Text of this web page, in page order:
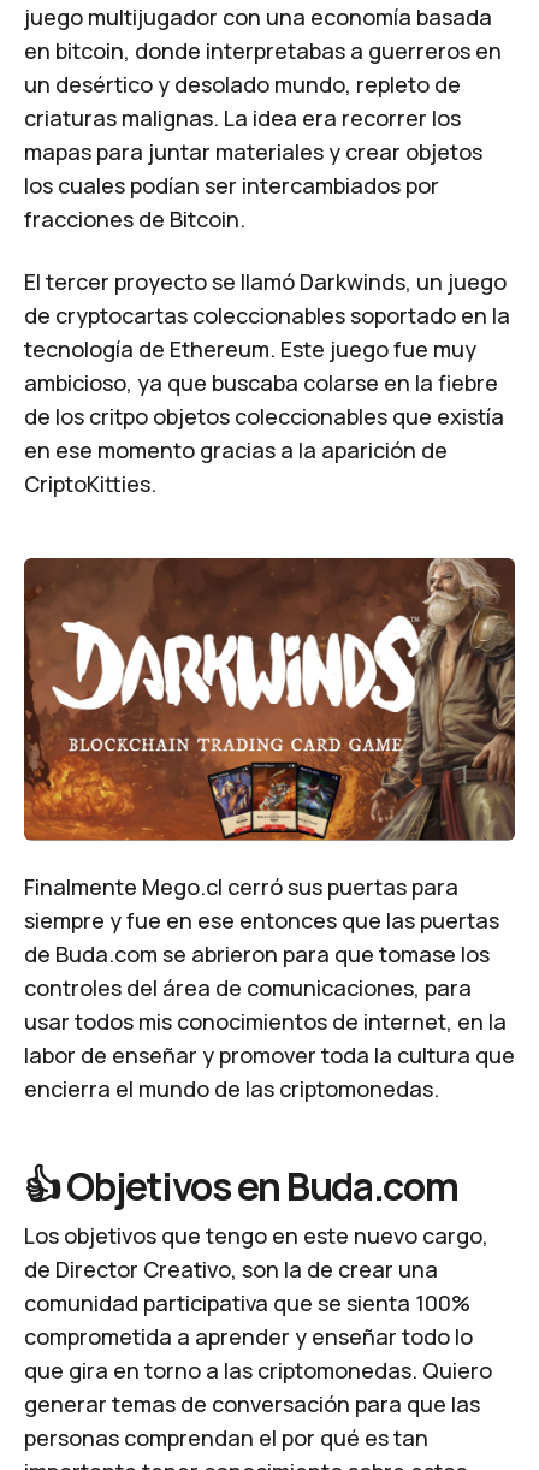
juego multijugador con una economía basada
en bitcoin, donde interpretabas a guerreros en
un desértico y desolado mundo, repleto de
criaturas malignas. La idea era recorrer los
mapas para juntar materiales y crear objetos
los cuales podían ser intercambiados por
fracciones de Bitcoin.
El tercer proyecto se llamó Darkwinds, un juego
de cryptocartas coleccionables soportado en la
tecnología de Ethereum. Este juego fue muy
ambicioso, ya que buscaba colarse en la fiebre
de los critpo objetos coleccionables que existía
en ese momento gracias a la aparición de
CriptoKitties.
Finalmente Mego.cl cerró sus puertas para
siempre y fue en ese entonces que las puertas
de Buda.com se abrieron para que tomase los
controles del área de comunicaciones, para
usar todos mis conocimientos de internet, en la
labor de enseñar y promover toda la cultura que
encierra el mundo de las criptomonedas.
👍 Objetivos en Buda.com
Los objetivos que tengo en este nuevo cargo,
de Director Creativo, son la de crear una
comunidad participativa que se sienta 100%
comprometida a aprender y enseñar todo lo
que gira en torno a las criptomonedas. Quiero
generar temas de conversación para que las
personas comprendan el por qué es tan